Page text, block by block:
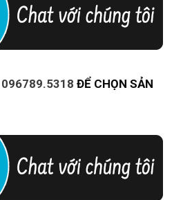
096789.5318 ĐỂ CHỌN SẢN